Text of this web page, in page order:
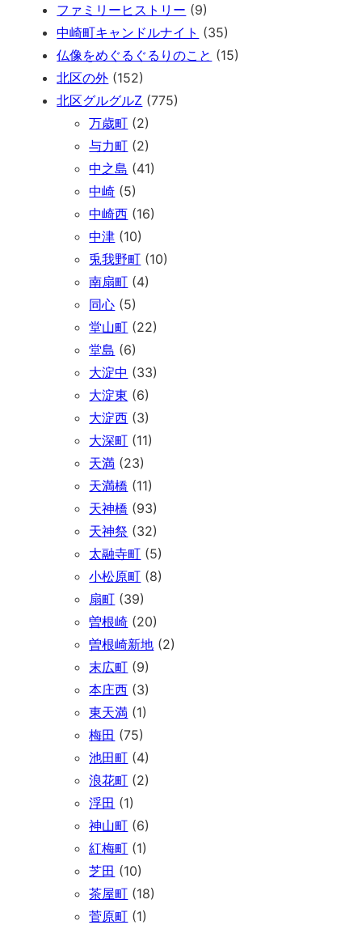
ファミリーヒストリー (9)
中崎町キャンドルナイト (35)
仏像をめぐるぐるりのこと (15)
北区の外 (152)
北区グルグルZ (775)
万歳町 (2)
与力町 (2)
中之島 (41)
中崎 (5)
中崎西 (16)
中津 (10)
兎我野町 (10)
南扇町 (4)
同心 (5)
堂山町 (22)
堂島 (6)
大淀中 (33)
大淀東 (6)
大淀西 (3)
大深町 (11)
天満 (23)
天満橋 (11)
天神橋 (93)
天神祭 (32)
太融寺町 (5)
小松原町 (8)
扇町 (39)
曽根崎 (20)
曽根崎新地 (2)
末広町 (9)
本庄西 (3)
東天満 (1)
梅田 (75)
池田町 (4)
浪花町 (2)
浮田 (1)
神山町 (6)
紅梅町 (1)
芝田 (10)
茶屋町 (18)
菅原町 (1)